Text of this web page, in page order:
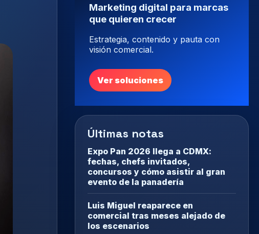
Marketing digital para marcas
que quieren crecer
Estrategia, contenido y pauta con
visión comercial.
Ver soluciones
Últimas notas
Expo Pan 2026 llega a CDMX:
fechas, chefs invitados,
concursos y cómo asistir al gran
evento de la panadería
Luis Miguel reaparece en
comercial tras meses alejado de
los escenarios